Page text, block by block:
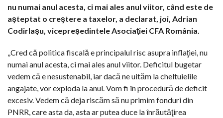
nu numai anul acesta, ci mai ales anul viitor, când este de
aşteptat o creştere a taxelor, a declarat, joi, Adrian
Codirlaşu, vicepreşedintele Asociaţiei CFA România.
„Cred că politica fiscală e principalul risc asupra inflaţiei, nu
numai anul acesta, ci mai ales anul viitor. Deficitul bugetar
vedem că e nesustenabil, iar dacă ne uităm la cheltuielile
angajate, vor exploda la anul. Vom fi în procedură de deficit
excesiv. Vedem că deja riscăm să nu primim fonduri din
PNRR, care asta da, asta ar putea duce la înrăutăţirea